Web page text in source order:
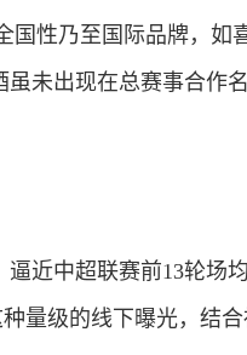
国性乃至国际品牌，如
未出现在总赛事合作
近中超联赛前13轮场
量级的线下曝光，结